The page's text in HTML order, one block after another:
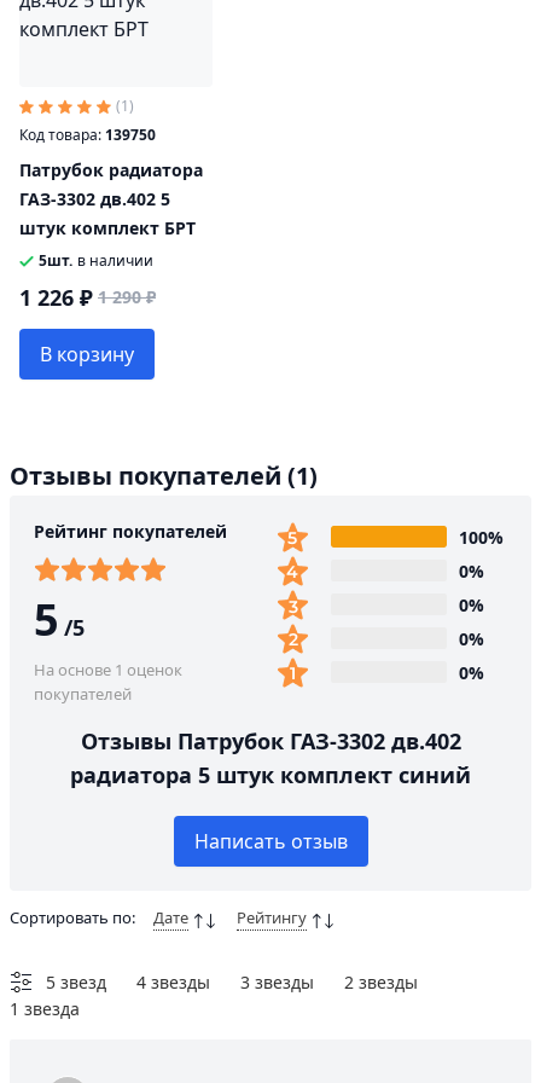
(1)
Код товара: 139750
Патрубок радиатора
ГАЗ-3302 дв.402 5
штук комплект БРТ
5шт. в наличии
1 226 ₽ 1 290 ₽
В корзину
Отзывы покупателей (1)
Рейтинг покупателей
5 /5
На основе 1 оценок
покупателей
100%
0%
0%
0%
0%
Отзывы Патрубок ГАЗ-3302 дв.402
радиатора 5 штук комплект синий
Написать отзыв
Сортировать по: Дате Рейтингу
5 звезд 4 звезды 3 звезды
2 звезды
1 звезда